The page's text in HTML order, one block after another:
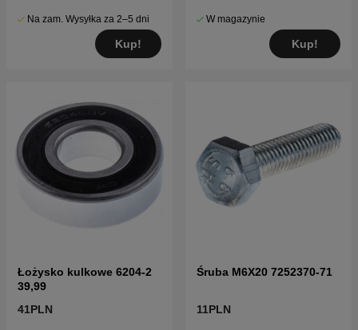
Na zam. Wysyłka za 2–5 dni
Kup!
W magazynie
Kup!
Łożysko kulkowe 6204-2
39,99
41PLN
Śruba M6X20 7252370-71
11PLN